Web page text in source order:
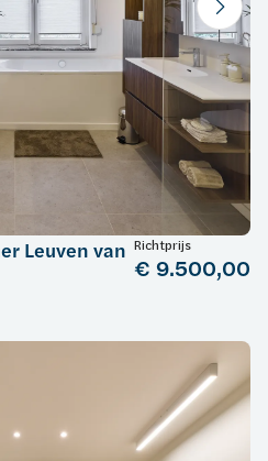
Leuven van Richtprijs
€ 9.500,00